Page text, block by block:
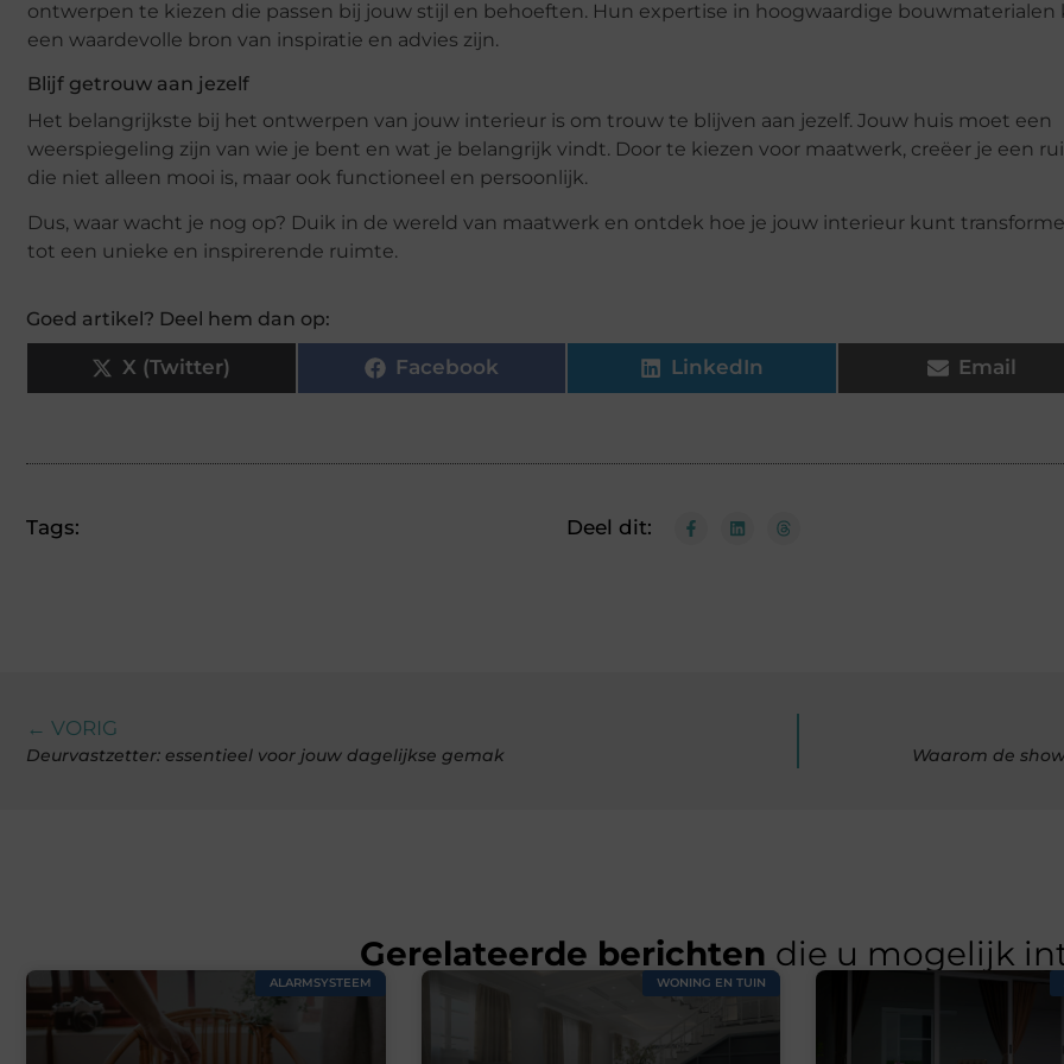
ontwerpen te kiezen die passen bij jouw stijl en behoeften. Hun expertise in hoogwaardige bouwmaterialen
een waardevolle bron van inspiratie en advies zijn.
Blijf getrouw aan jezelf
Het belangrijkste bij het ontwerpen van jouw interieur is om trouw te blijven aan jezelf. Jouw huis moet een
weerspiegeling zijn van wie je bent en wat je belangrijk vindt. Door te kiezen voor maatwerk, creëer je een
die niet alleen mooi is, maar ook functioneel en persoonlijk.
Dus, waar wacht je nog op? Duik in de wereld van maatwerk en ontdek hoe je jouw interieur kunt
tot een unieke en inspirerende ruimte.
Goed artikel? Deel hem dan op:
X (Twitter) Facebook LinkedIn Email
Tags: Deel dit:
← VORIG
Deurvastzetter: essentieel voor jouw dagelijkse gemak Waarom de
Gerelateerde berichten die u mogelijk
ALARMSYSTEEM WONING EN TUIN